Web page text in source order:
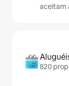
aceitam
820